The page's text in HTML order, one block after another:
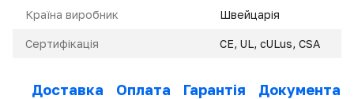
Країна виробник Швейцарія
Сертифікація CE, UL, cULus, CSA
Доставка Оплата Гарантія